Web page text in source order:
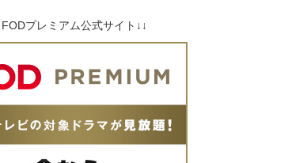
プレミアム公式サイト↓↓